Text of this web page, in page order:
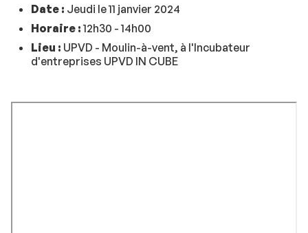
Date : Jeudi le 11 janvier 2024
Horaire : 12h30 - 14h00
Lieu : UPVD - Moulin-à-vent, à l'Incubateur
d'entreprises UPVD IN CUBE